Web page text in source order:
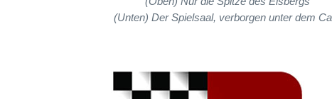
(Unten) Der Spielsaal, verborgen unter dem